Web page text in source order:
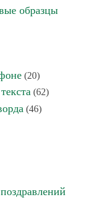
образцы
(20)
(62)
(46)